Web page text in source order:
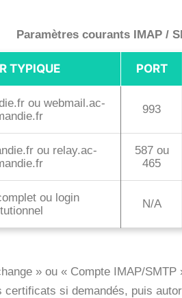
Paramètres courants IMAP /
TYPIQUE PORT
ou webmail.ac-
993
ou relay.ac-
587 ou
465
ou login
N/A
» ou « Compte IMAP/
si demandés, puis